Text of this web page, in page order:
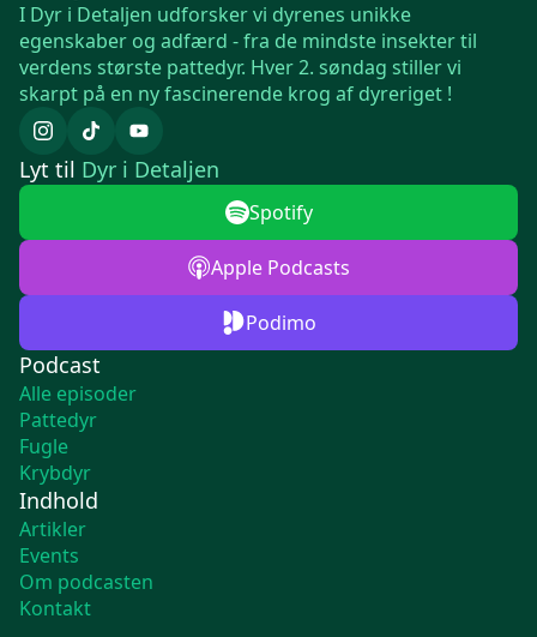
I Dyr i Detaljen udforsker vi dyrenes unikke
egenskaber og adfærd - fra de mindste insekter til
verdens største pattedyr. Hver 2. søndag stiller vi
skarpt på en ny fascinerende krog af dyreriget !
Podcast
Alle episoder
Pattedyr
Fugle
Krybdyr
Indhold
Artikler
Events
Om podcasten
Kontakt
Lyt til Dyr i Detaljen
Spotify
Apple Podcasts
Podimo